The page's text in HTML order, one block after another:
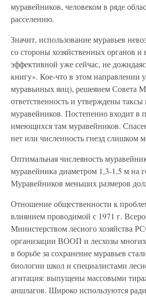
муравейников, человеком в ряде
расселению.
Значит, использование муравьев
со стороны хозяйственных органов и
эффективной уже сейчас, не
книгу». Кое-что в этом направлении
муравьиных яиц), решеяием Совета
ответственность и утверждены
муравейников. Постепенно входит в
имеющихся там муравейников.
нет или численность гнезд слишком
Оптимальная числеяность
муравейника диаметром 1,3-1,5 м на
Муравейников меньших размеров
Отношение общественности к
влиянием проводимой с 1971 г.
Министерством лесного хозяйства
организации ВООП и лесхозы
в борьбе за сохранение муравьев
биологии школ и специалистами
агитация: выпущены массовыми
аншлагов. Широко используются